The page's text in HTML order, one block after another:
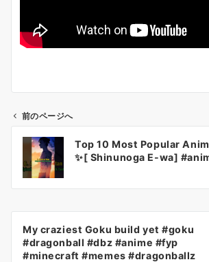
ビ
前のページへ
Top 10 Most Popular
✨[ Shinunoga E-wa]
My craziest Goku build yet #goku
#dragonball #dbz #anime #fyp
#minecraft #memes #dragonballz